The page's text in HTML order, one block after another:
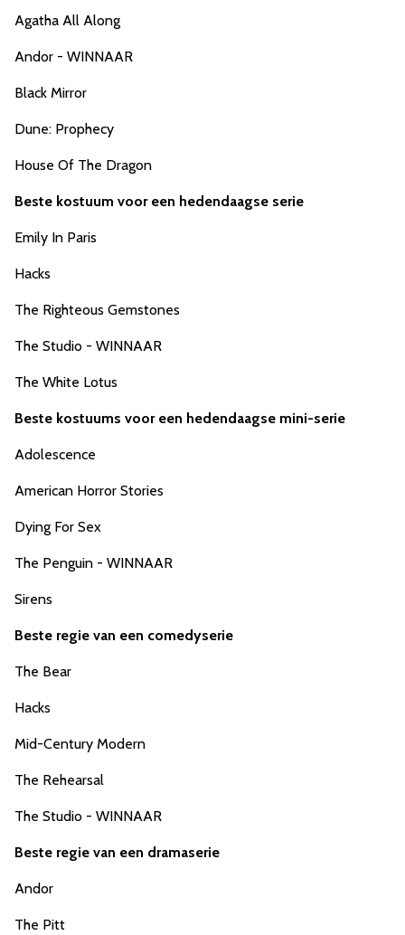
Agatha All Along
Andor - WINNAAR
Black Mirror
Dune: Prophecy
House Of The Dragon
Beste kostuum voor een hedendaagse serie
Emily In Paris
Hacks
The Righteous Gemstones
The Studio - WINNAAR
The White Lotus
Beste kostuums voor een hedendaagse mini-serie
Adolescence
American Horror Stories
Dying For Sex
The Penguin - WINNAAR
Sirens
Beste regie van een comedyserie
The Bear
Hacks
Mid-Century Modern
The Rehearsal
The Studio - WINNAAR
Beste regie van een dramaserie
Andor
The Pitt